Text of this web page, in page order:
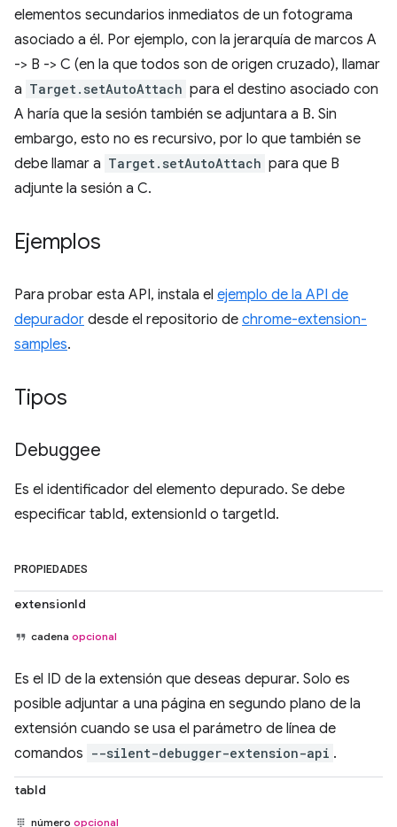
elementos secundarios inmediatos de un fotograma
asociado a él. Por ejemplo, con la jerarquía de marcos A
-> B -> C (en la que todos son de origen cruzado), llamar
a Target.setAutoAttach para el destino asociado con
A haría que la sesión también se adjuntara a B. Sin
embargo, esto no es recursivo, por lo que también se
debe llamar a Target.setAutoAttach para que B
adjunte la sesión a C.
Ejemplos
Para probar esta API, instala el ejemplo de la API de
depurador desde el repositorio de chrome-extension-
samples.
Tipos
Debuggee
Es el identificador del elemento depurado. Se debe
especificar tabId, extensionId o targetId.
PROPIEDADES
extensionId
cadena opcional
Es el ID de la extensión que deseas depurar. Solo es
posible adjuntar a una página en segundo plano de la
extensión cuando se usa el parámetro de línea de
comandos --silent-debugger-extension-api .
tabId
número opcional